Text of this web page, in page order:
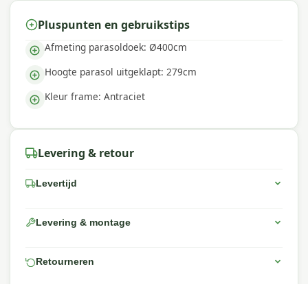
staat klaar om je te helpen!
Waarom Madison?
Met Madison
kies je voor hoogwaardige
tuinmeubelen met een uitstekende prijs-
assortiment, snelle levering en deskundig advies,
zodat jij de beste keuze kunt maken voor jouw
buitenruimte.
Pluspunten en gebruikstips
Afmeting parasoldoek: Ø400cm
Hoogte parasol uitgeklapt: 279cm
Kleur frame: Antraciet
Levering & retour
Levertijd
Levering & montage
Retourneren